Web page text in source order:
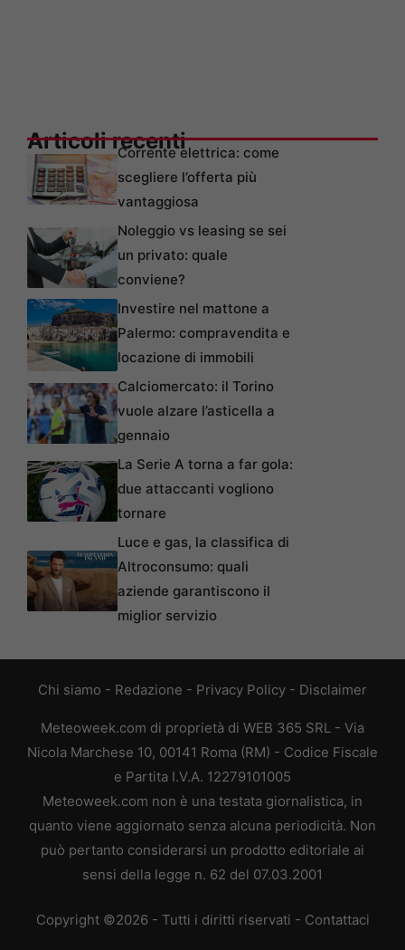
Articoli recentiCorrente elettrica: come
scegliere l’offerta più
vantaggiosa
Noleggio vs leasing se sei
un privato: quale
conviene?
Investire nel mattone a
Palermo: compravendita e
locazione di immobili
Calciomercato: il Torino
vuole alzare l’asticella a
gennaio
La Serie A torna a far gola:
due attaccanti vogliono
tornare
Luce e gas, la classifica di
Altroconsumo: quali
aziende garantiscono il
miglior servizio
Chi siamo - Redazione - Privacy Policy - Disclaimer
Meteoweek.com di proprietà di WEB 365 SRL - Via
Nicola Marchese 10, 00141 Roma (RM) - Codice Fiscale
e Partita I.V.A. 12279101005
Meteoweek.com non è una testata giornalistica, in
quanto viene aggiornato senza alcuna periodicità. Non
può pertanto considerarsi un prodotto editoriale ai
sensi della legge n. 62 del 07.03.2001
Copyright ©2026 - Tutti i diritti riservati - Contattaci